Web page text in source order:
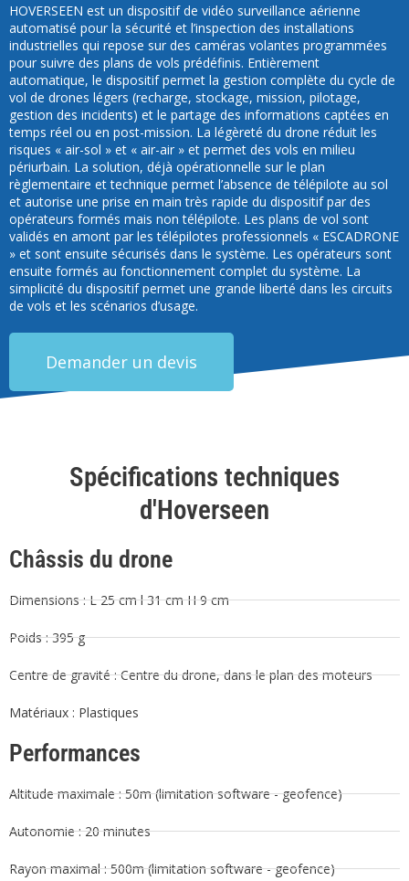
HOVERSEEN est un dispositif de vidéo surveillance aérienne
automatisé pour la sécurité et l’inspection des installations
industrielles qui repose sur des caméras volantes programmées
pour suivre des plans de vols prédéfinis. Entièrement
automatique, le dispositif permet la gestion complète du cycle de
vol de drones légers (recharge, stockage, mission, pilotage,
gestion des incidents) et le partage des informations captées en
temps réel ou en post-mission. La légèreté du drone réduit les
risques « air-sol » et « air-air » et permet des vols en milieu
périurbain. La solution, déjà opérationnelle sur le plan
règlementaire et technique permet l’absence de télépilote au sol
et autorise une prise en main très rapide du dispositif par des
opérateurs formés mais non télépilote. Les plans de vol sont
validés en amont par les télépilotes professionnels « ESCADRONE
» et sont ensuite sécurisés dans le système. Les opérateurs sont
ensuite formés au fonctionnement complet du système. La
simplicité du dispositif permet une grande liberté dans les circuits
de vols et les scénarios d’usage.
Demander un devis
Spécifications techniques
d'Hoverseen
Châssis du drone
Dimensions : L 25 cm l 31 cm H 9 cm
Poids : 395 g
Centre de gravité : Centre du drone, dans le plan des moteurs
Matériaux : Plastiques
Performances
Altitude maximale : 50m (limitation software - geofence)
Autonomie : 20 minutes
Rayon maximal : 500m (limitation software - geofence)